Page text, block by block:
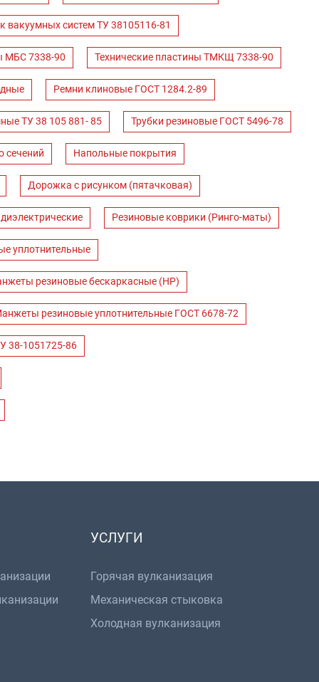
вакуумных систем ТУ 38105116-81
МБС 7338-90 Технические пластины ТМКЩ 7338-90
Ремни клиновые ГОСТ 1284.2-89
ТУ 38 105 881- 85 Трубки резиновые ГОСТ 5496-78
сечений Напольные покрытия
Дорожка с рисунком (пятачковая)
Резиновые коврики (Ринго-маты)
уплотнительные
резиновые бескаркасные (НР)
резиновые уплотнительные ГОСТ 6678-72
38-1051725-86
УСЛУГИ
Горячая вулканизация
Механическая стыковка
Холодная вулканизация